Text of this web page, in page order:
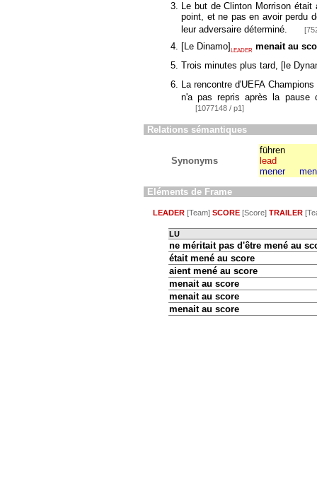
Le but de Clinton Morrison
point, et ne pas en avoir perdu
leur adversaire déterminé.
[Le Dinamo] LEADER menait au
Trois minutes plus tard, [ le
La rencontre d'UEFA
n'a pas repris après la pause
[1077148 / p1]
Relations sémantiques
Synonyms
führen
lead
mener
Eléments de Frame
LEADER [Team] SCORE [Score] TRAILER
LU
ne méritait pas d'être mené au
était mené au score
aient mené au score
menait au score
menait au score
menait au score